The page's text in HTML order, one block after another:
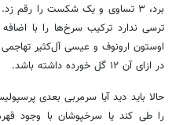
برد، ۳ تساوی و یک شکست را رقم
ترسی ندارد ترکیب سرخ‌ها را با
در ازای آن ۱۲ گل خورده داشته باشد.
حالا باید دید آیا سرمربی بعدی
را طی کند یا سرخپوشان با وجود